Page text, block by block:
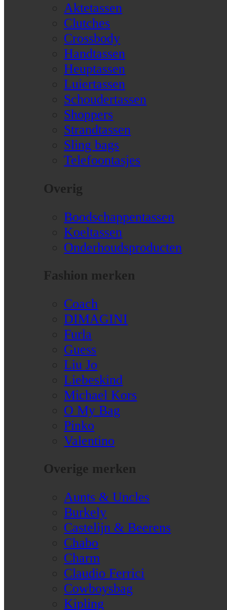
Aktetassen
Clutches
Crossbody
Handtassen
Heuptassen
Luiertassen
Schoudertassen
Shoppers
Strandtassen
Sling bags
Telefoontasjes
Overig
Boodschappentassen
Koeltassen
Onderhoudsproducten
Fashion merken
Coach
DIMAGINI
Furla
Guess
Liu Jo
Liebeskind
Michael Kors
O My Bag
Pinko
Valentino
Overige merken
Aunts & Uncles
Burkely
Castelijn & Beerens
Chabo
Charm
Claudio Ferrici
Cowboysbag
Kipling